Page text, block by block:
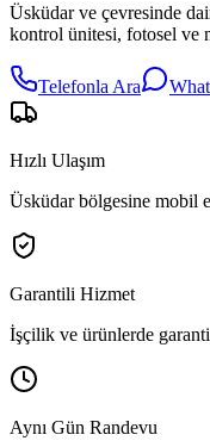
Üsküdarve çevresinde
kontrol ünitesi, fotosel ve
Telefonla Ara
Hızlı Ulaşım
Üsküdar bölgesine mobil
Garantili Hizmet
İşçilik ve ürünlerde
Aynı Gün Randevu